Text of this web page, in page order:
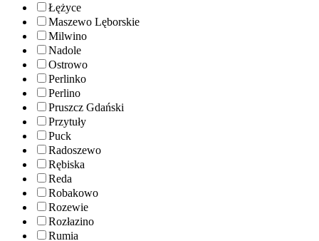
Łężyce
Maszewo Lęborskie
Milwino
Nadole
Ostrowo
Perlinko
Perlino
Pruszcz Gdański
Przytuły
Puck
Radoszewo
Rębiska
Reda
Robakowo
Rozewie
Rozłazino
Rumia